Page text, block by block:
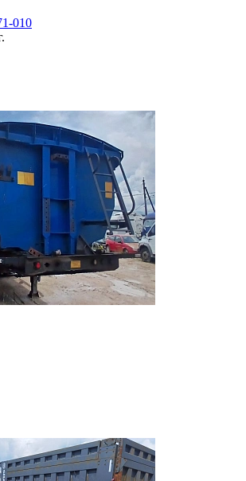
010